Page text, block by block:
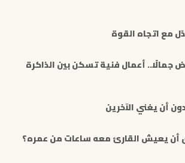
مع اتجاه القوة
جمالًا.. أعمال فنية تسكن بين الذاكرة
أن يغني الآخرين
أن يعيش القارئ معه ساعات من عمره؟